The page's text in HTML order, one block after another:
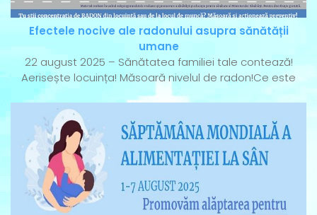
Efectele nocive ale radonului asupra sănătății
umane
22 august 2025 – Sănătatea familiei tale contează!
Aerisește locuința! Măsoară nivelul de radon!Ce este